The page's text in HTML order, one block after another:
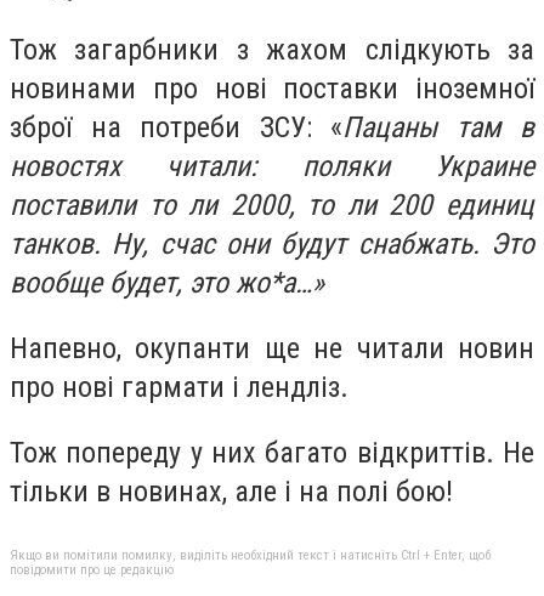
Тож загарбники з жахом слідкують за
новинами про нові поставки іноземної
зброї на потреби ЗСУ: «Пацаны там в
новостях читали: поляки Украине
поставили то ли 2000, то ли 200 единиц
танков. Ну, счас они будут снабжать. Это
вообще будет, это жо*а…»
Напевно, окупанти ще не читали новин
про нові гармати і лендліз.
Тож попереду у них багато відкриттів. Не
тільки в новинах, але і на полі бою!
Якщо ви помітили помилку, виділіть необхідний текст і натисніть Ctrl + Enter, щоб
повідомити про це редакцію